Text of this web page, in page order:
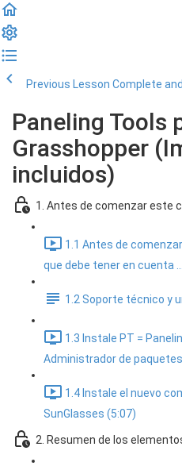
Previous Lesson Complete
Paneling Tools
Grasshopper
incluidos)
1. Antes de comenzar este
1.1 Antes de
que debe tener en cuenta
1.2 Soporte técnico y
1.3 Instale PT =
Administrador de
1.4 Instale el nuevo
SunGlasses (5:07)
2. Resumen de los